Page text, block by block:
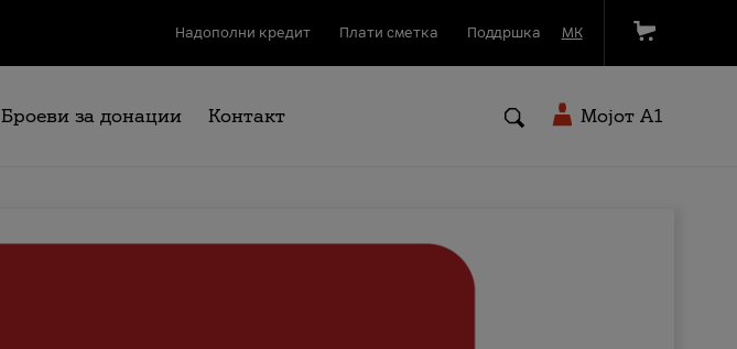
Надополни кредит Плати сметка Поддршка МК
Броеви за донации Контакт Мојот A1